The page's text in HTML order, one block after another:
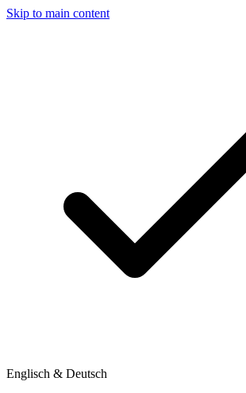
Skip to main content
Englisch & Deutsch